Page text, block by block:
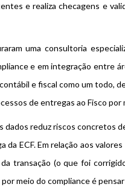
e realiza checagens e
uma consultoria
e em integração entre
e fiscal como um todo,
de entregas ao Fisco por
dados reduz riscos concretos
da ECF. Em relação aos
transação (o que foi
meio do compliance é